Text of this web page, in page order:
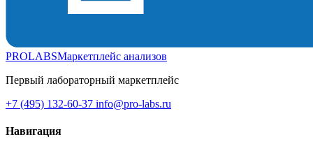
PROLABSМаркетплейс анализов
Первый лабораторный маркетплейс
+7 (495) 132-60-37 info@pro-labs.ru
Навигация